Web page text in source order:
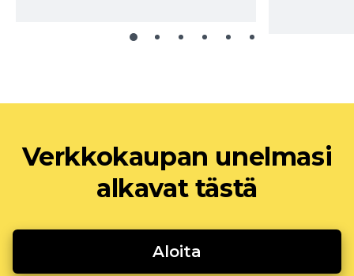
Verkkokaupan unelmasi
alkavat tästä
Aloita